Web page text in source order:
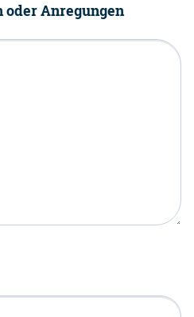
oder Anregungen